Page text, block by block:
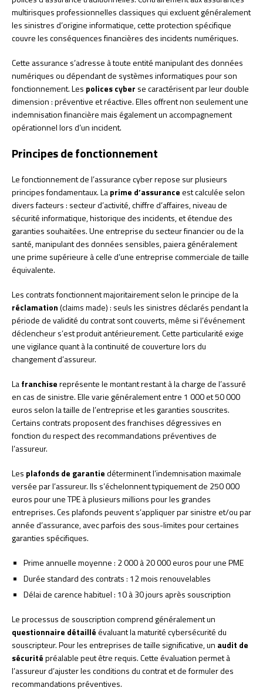
multirisques professionnelles classiques qui excluent généralement
les sinistres d’origine informatique, cette protection spécifique
couvre les conséquences financières des incidents numériques.
Cette assurance s’adresse à toute entité manipulant des données
numériques ou dépendant de systèmes informatiques pour son
fonctionnement. Les polices cyber se caractérisent par leur double
dimension : préventive et réactive. Elles offrent non seulement une
indemnisation financière mais également un accompagnement
opérationnel lors d’un incident.
Principes de fonctionnement
Le fonctionnement de l’assurance cyber repose sur plusieurs
principes fondamentaux. Laprime d’assuranceest calculée selon
divers facteurs : secteur d’activité, chiffre d’affaires, niveau de
sécurité informatique, historique des incidents, et étendue des
garanties souhaitées. Une entreprise du secteur financier ou de la
santé, manipulant des données sensibles, paiera généralement
une prime supérieure à celle d’une entreprise commerciale de taille
équivalente.
Les contrats fonctionnent majoritairement selon le principe de la
réclamation(claims made) : seuls les sinistres déclarés pendant la
période de validité du contrat sont couverts, même si l’événement
déclencheur s’est produit antérieurement. Cette particularité exige
une vigilance quant à la continuité de couverture lors du
changement d’assureur.
Lafranchisereprésente le montant restant à la charge de l’assuré
en cas de sinistre. Elle varie généralement entre 1 000 et 50 000
euros selon la taille de l’entreprise et les garanties souscrites.
Certains contrats proposent des franchises dégressives en
fonction du respect des recommandations préventives de
l’assureur.
Les plafonds de garantiedéterminent l’indemnisation maximale
versée par l’assureur. Ils s’échelonnent typiquement de 250 000
euros pour une TPE à plusieurs millions pour les grandes
entreprises. Ces plafonds peuvent s’appliquer par sinistre et/ou par
année d’assurance, avec parfois des sous-limites pour certaines
garanties spécifiques.
Prime annuelle moyenne : 2 000 à 20 000 euros pour une PME
Durée standard des contrats : 12 mois renouvelables
Délai de carence habituel : 10 à 30 jours après souscription
Le processus de souscription comprend généralement un
questionnaire détailléévaluant la maturité cybersécurité du
souscripteur. Pour les entreprises de taille significative, un audit de
sécuritépréalable peut être requis. Cette évaluation permet à
l’assureur d’ajuster les conditions du contrat et de formuler des
recommandations préventives.